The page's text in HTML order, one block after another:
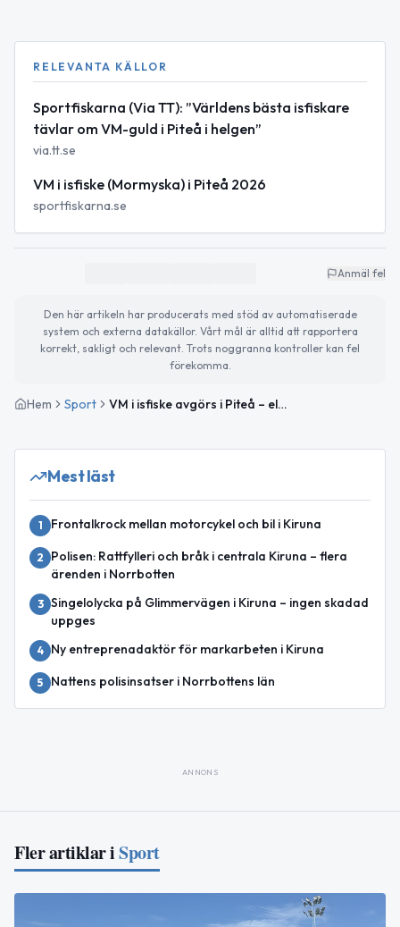
RELEVANTA KÄLLOR
Sportfiskarna (Via TT): ”Världens bästa isfiskare
tävlar om VM-guld i Piteå i helgen”
via.tt.se
VM i isfiske (Mormyska) i Piteå 2026
sportfiskarna.se
Anmäl fel
Den här artikeln har producerats med stöd av automatiserade
system och externa datakällor. Vårt mål är alltid att rapportera
korrekt, sakligt och relevant. Trots noggranna kontroller kan fel
förekomma.
Hem Sport VM i isfiske avgörs i Piteå – elva nationer gör upp om guldet
Mest läst
1 Frontalkrock mellan motorcykel och bil i Kiruna
2
Polisen: Rattfylleri och bråk i centrala Kiruna – flera
ärenden i Norrbotten
3 Singelolycka på Glimmervägen i Kiruna – ingen skadad
uppges
4 Ny entreprenadaktör för markarbeten i Kiruna
5 Nattens polisinsatser i Norrbottens län
ANNONS
Fler artiklar iSport